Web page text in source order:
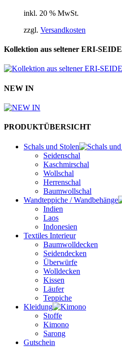
inkl. 20 % MwSt.
zzgl. Versandkosten
Kollektion aus seltener ERI-SEIDE
NEW IN
PRODUKTÜBERSICHT
Schals und Stolen
Seidenschal
Kaschmirschal
Wollschal
Herrenschal
Baumwollschal
Wandteppiche / Wandbehänge
Indien
Laos
Indonesien
Textiles Interieur
Baumwolldecken
Seidendecken
Überwürfe
Wolldecken
Kissen
Läufer
Teppiche
Kleidung
Stoffe
Kimono
Sarong
Gutschein